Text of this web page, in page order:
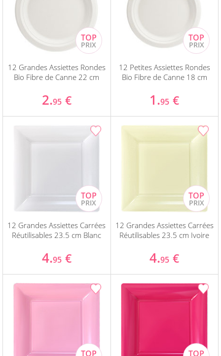
12 Grandes Assiettes Rondes
Bio Fibre de Canne 22 cm
2.95 €
12 Petites Assiettes Rondes
Bio Fibre de Canne 18 cm
1.95 €
12 Grandes Assiettes Carrées
Réutilisables 23.5 cm Blanc
4.95 €
12 Grandes Assiettes Carrées
Réutilisables 23.5 cm Ivoire
4.95 €